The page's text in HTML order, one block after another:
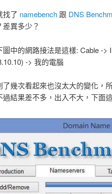
找了 namebench跟 DNS
差異多少？
圖中的網路接法是這樣: Cable ->
-> 我的電腦
了幾次看起來也沒太大的變化，
結果差不多，出入不大，下面